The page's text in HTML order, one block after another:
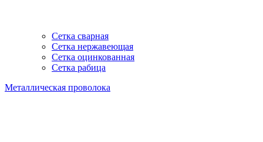
Сетка сварная
Сетка нержавеющая
Сетка оцинкованная
Сетка рабица
Металлическая проволока